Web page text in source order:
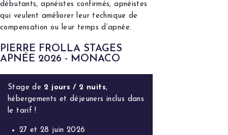
débutants, apnéistes confirmés, apnéistes
qui veulent améliorer leur technique de
compensation ou leur temps d’apnée.
PIERRE FROLLA STAGES
APNÉE 2026 - MONACO
Stage de 2 jours / 2 nuits,
hébergements et déjeuners inclus dans
le tarif !
27 et 28 juin 2026